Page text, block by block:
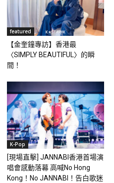
featured
【金奎鐘專訪】香港最
〈SIMPLY BEAUTIFUL〉的瞬
間！
K-Pop
[現場直擊] JANNABI香港首場演
唱會感動落幕 高喊No Hong
Kong！No JANNABI！告白歌迷